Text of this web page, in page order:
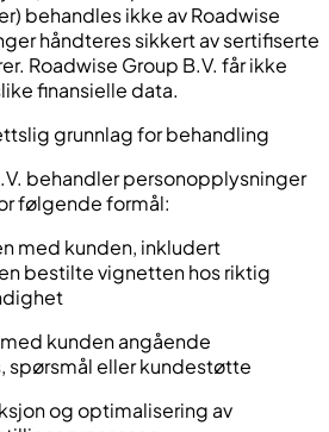
behandles ikke av Roadwise
håndteres sikkert av sertifiserte
Roadwise Group B.V. får ikke
finansielle data.
grunnlag for behandling
behandler personopplysninger
følgende formål:
med kunden, inkludert
bestilte vignetten hos riktig
kunden angående
spørsmål eller kundestøtte
og optimalisering av